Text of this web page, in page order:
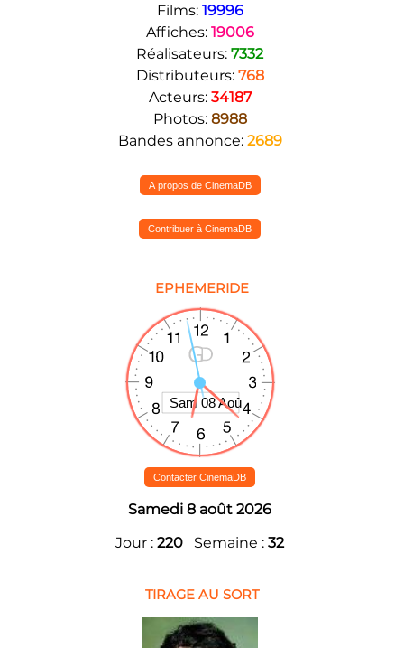
Films: 19996
Affiches: 19006
Réalisateurs: 7332
Distributeurs: 768
Acteurs: 34187
Photos: 8988
Bandes annonce: 2689
A propos de CinemaDB
Contribuer à CinemaDB
EPHEMERIDE
Contacter CinemaDB
Samedi 8 août 2026
Jour : 220 Semaine : 32
TIRAGE AU SORT